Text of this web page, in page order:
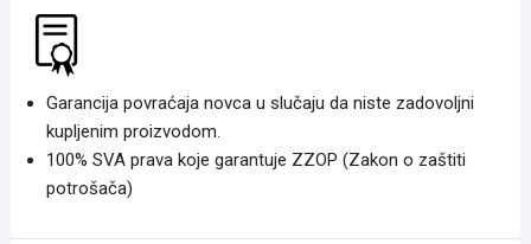
Garancija povraćaja novca u slučaju da niste zadovoljni
kupljenim proizvodom.
100% SVA prava koje garantuje ZZOP (Zakon o zaštiti
potrošača)